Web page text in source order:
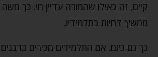
קיים, זה כאילו שהמורה עדיין חי. כך
ממשיך לחיות בתלמידיו.
כך גם כיום. אם התלמידים מכירים